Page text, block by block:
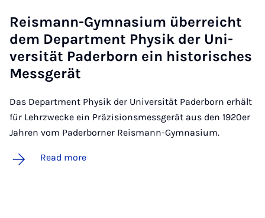
Re­is­mann-Gym­nas­i­um über­reicht
dem De­part­ment Physik der Uni­
versität Pader­born ein his­tor­isches
Mess­ger­ät
Das Department Physik der Universität Paderborn erhält
für Lehrzwecke ein Präzisionsmessgerät aus den 1920er
Jahren vom Paderborner Reismann-Gymnasium.
Read more